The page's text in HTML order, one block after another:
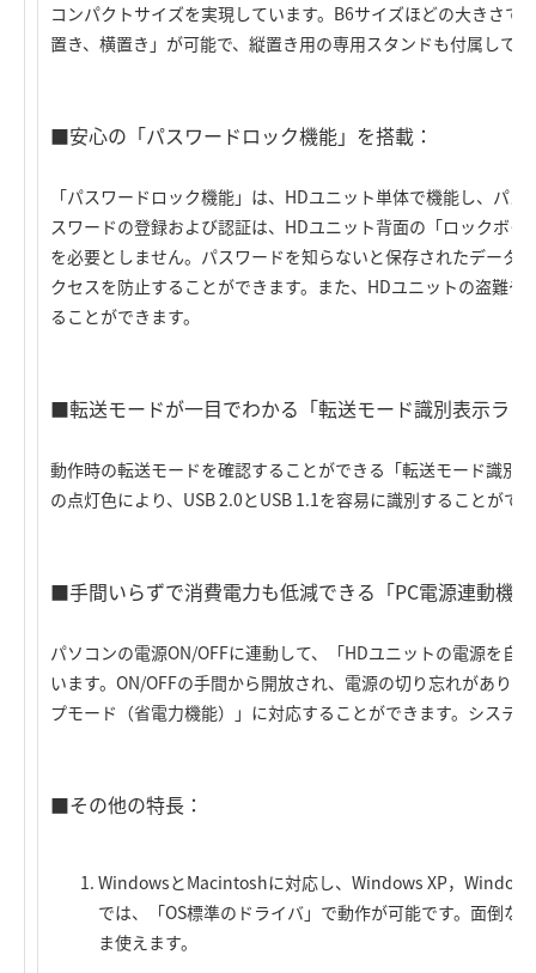
コンパクトサイズを実現しています。B6サイズほどの大きさで
置き、横置き」が可能で、縦置き用の専用スタンドも付属して
■安心の「パスワードロック機能」を搭載：
「パスワードロック機能」は、HDユニット単体で機能し、パ
スワードの登録および認証は、HDユニット背面の「ロックボ
を必要としません。パスワードを知らないと保存されたデータ
クセスを防止することができます。また、HDユニットの盗難
ることができます。
■転送モードが一目でわかる「転送モード識別表示ラン
動作時の転送モードを確認することができる「転送モード識別
の点灯色により、USB 2.0とUSB 1.1を容易に識別することがで
■手間いらずで消費電力も低減できる「PC電源連動機
パソコンの電源ON/OFFに連動して、「HDユニットの電源を自
います。ON/OFFの手間から開放され、電源の切り忘れがあり
プモード（省電力機能）」に対応することができます。システ
■その他の特長：
WindowsとMacintoshに対応し、Windows XP，
では、「OS標準のドライバ」で動作が可能です。面倒な
ま使えます。